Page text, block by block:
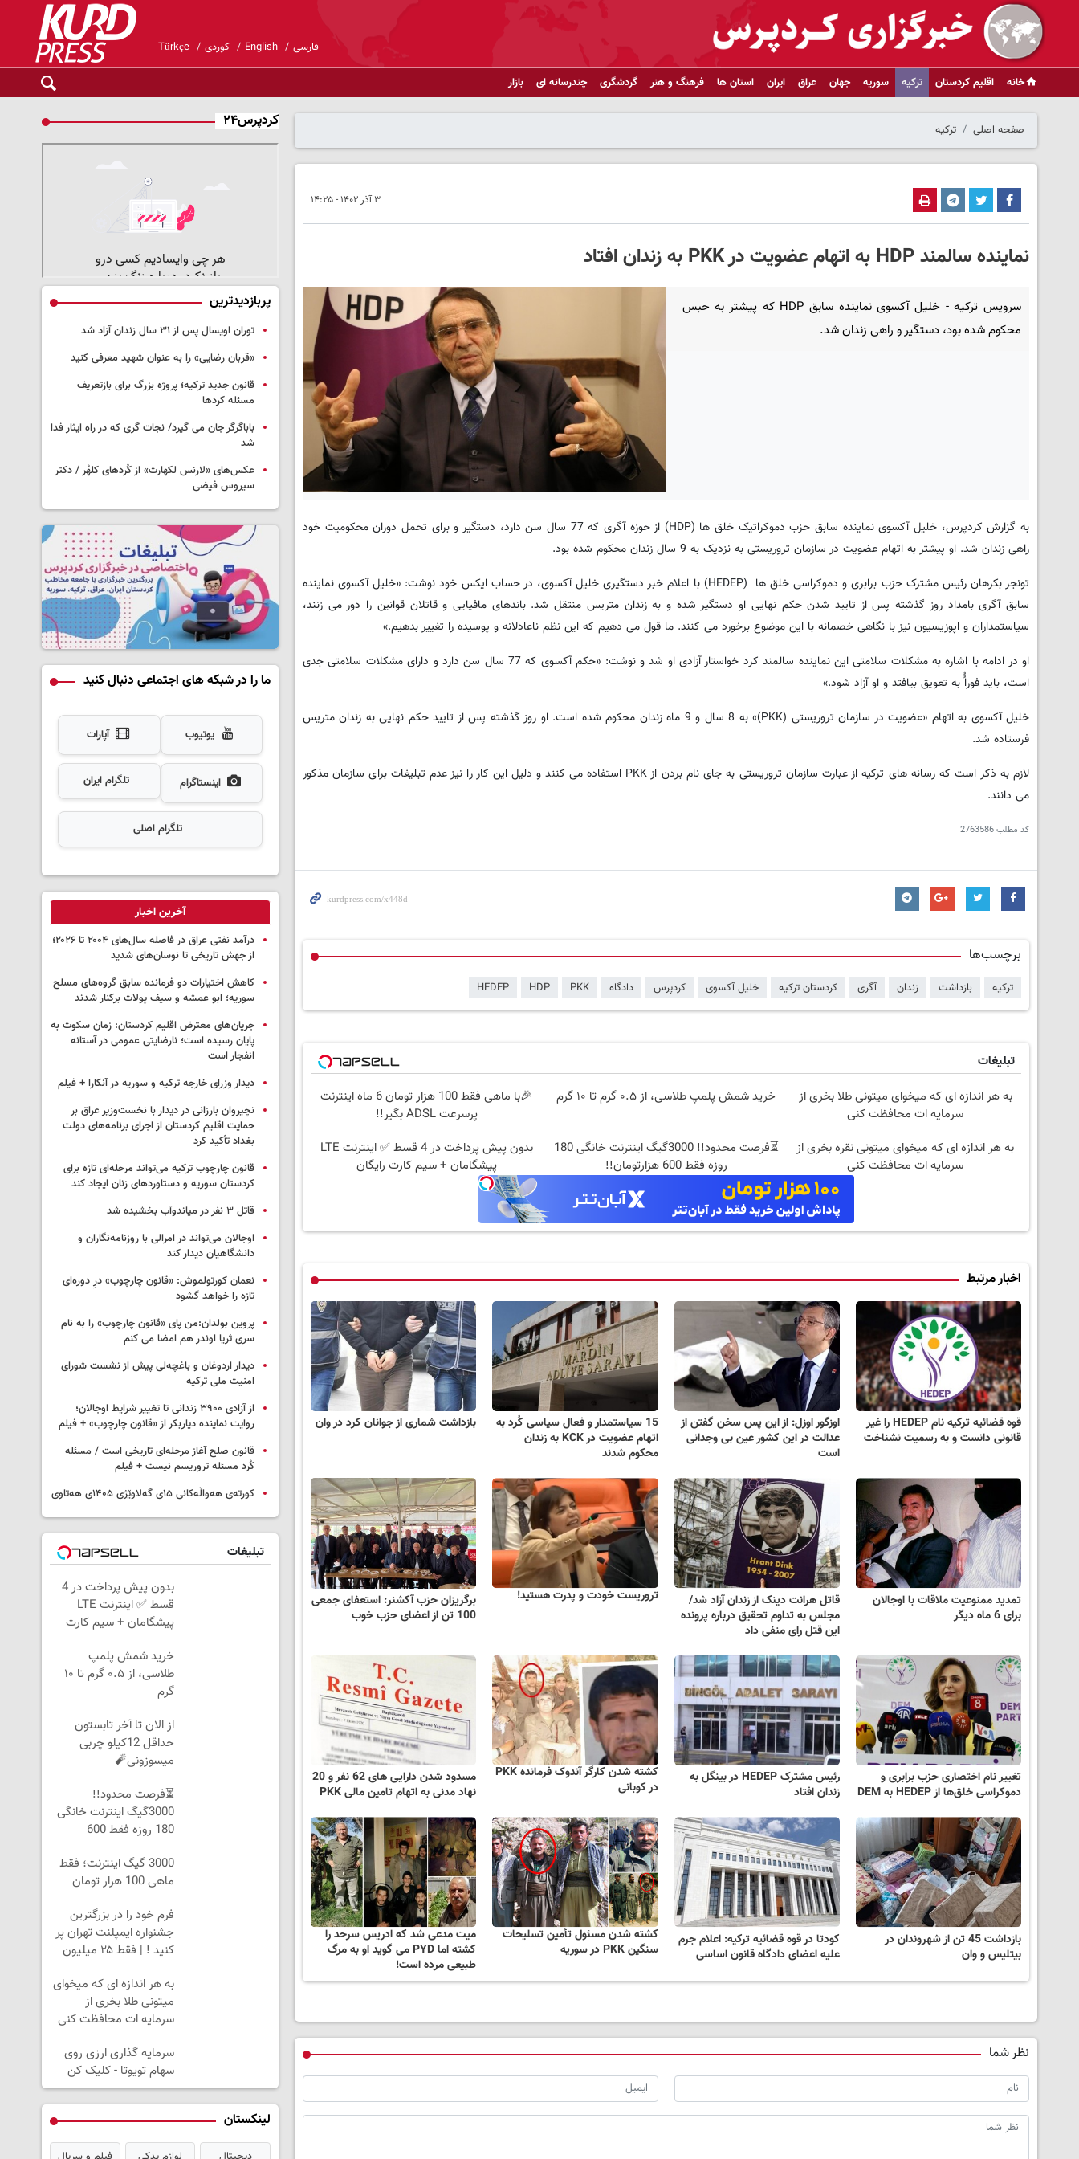
فارسی English کوردی Türkçe
خانه اقلیم کردستان ترکیه سوریه جهان عراق ایران استان ها فرهنگ و هنر گردشگری چندرسانه ای بازار
صفحه اصلی ترکیه
۳ آذر ۱۴۰۲ - ۱۴:۲۵
نماینده سالمند HDP به اتهام عضویت در PKK به زندان افتاد
سرویس ترکیه - خلیل آکسوی نماینده سابق HDP که پیشتر به حبس
محکوم شده بود، دستگیر و راهی زندان شد.
به گزارش کردپرس، خلیل آکسوی نماینده سابق حزب دموکراتیک خلق ها (HDP) از حوزه آگری که 77 سال سن دارد، دستگیر و برای تحمل دوران محکومیت خود
راهی زندان شد. او پیشتر به اتهام عضویت در سازمان تروریستی به نزدیک به 9 سال زندان محکوم شده بود.
تونجر بکرهان رئیس مشترک حزب برابری و دموکراسی خلق ها (HEDEP) با اعلام خبر دستگیری خلیل آکسوی، در حساب ایکس خود نوشت: «خلیل آکسوی نماینده
سابق آگری بامداد روز گذشته پس از تایید شدن حکم نهایی او دستگیر شده و به زندان متریس منتقل شد. باندهای مافیایی و قاتلان قوانین را دور می زنند،
سیاستمداران و اپوزیسیون نیز با نگاهی خصمانه با این موضوع برخورد می کنند. ما قول می دهیم که این نظم ناعادلانه و پوسیده را تغییر بدهیم.»
او در ادامه با اشاره به مشکلات سلامتی این نماینده سالمند کرد خواستار آزادی او شد و نوشت: «حکم آکسوی که 77 سال سن دارد و دارای مشکلات سلامتی جدی
است، باید فوراُُ به تعویق بیافتد و او آزاد شود.»
خلیل آکسوی به اتهام «عضویت در سازمان تروریستی (PKK)» به 8 سال و 9 ماه زندان محکوم شده است. او روز گذشته پس از تایید حکم نهایی به زندان متریس
فرستاده شد.
لازم به ذکر است که رسانه های ترکیه از عبارت سازمان تروریستی به جای نام بردن از PKK استفاده می کنند و دلیل این کار را نیز عدم تبلیغات برای سازمان مذکور
می دانند.
کد مطلب2763586
برچسب‌ها
ترکیه بازداشت زندان آگری کردستان ترکیه خلیل آکسوی کردپرس دادگاه PKK
HDP
HEDEP
تبلیغات
به هر اندازه ای که میخوای میتونی طلا بخری از
سرمایه ات محافظت کنی
خرید شمش پلمپ طلاسی، از ۰.۵ گرم تا ۱۰ گرم
🎉با ماهی فقط 100 هزار تومان 6 ماه اینترنت
پرسرعت ADSL بگیر!!
به هر اندازه ای که میخوای میتونی نقره بخری از
سرمایه ات محافظت کنی
⏳فرصت محدود!! 3000گیگ اینترنت خانگی 180
روزه فقط 600 هزارتومان!!
بدون پیش پرداخت در 4 قسط ✅ اینترنت LTE
پیشگامان + سیم کارت رایگان
اخبار مرتبط
قوه قضائیه ترکیه نام HEDEP را غیر
قانونی دانست و به رسمیت نشناخت
اوزگور اوزل: از این پس سخن گفتن از
عدالت در این کشور عین بی وجدانی
است
15 سیاستمدار و فعال سیاسی کُرد به
اتهام عضویت در KCK به زندان
محکوم شدند
بازداشت شماری از جوانان کرد در وان
تمدید ممنوعیت ملاقات با اوجالان
برای 6 ماه دیگر
قاتل هرانت دینک از زندان آزاد شد/
مجلس به تداوم تحقیق درباره پرونده
این قتل رای منفی داد
تروریست خودت و پدرت هستید!
برگریزان حزب آکشنر: استعفای جمعی
100 تن از اعضای حزب خوب
تغییر نام اختصاری حزب برابری و
دموکراسی خلق‌ها از HEDEP به DEM
رئیس مشترک HEDEP در بینگل به
زندان افتاد
کشته شدن کارگر آندوک فرمانده PKK
در کوبانی
مسدود شدن دارایی های 62 نفر و 20
نهاد مدنی به اتهام تامین مالی PKK
بازداشت 45 تن از شهروندان در
بیتلیس و وان
کودتا در قوه قضائیه ترکیه: اعلام جرم
علیه اعضای دادگاه قانون اساسی
کشته شدن مسئول تأمین تسلیحات
سنگین PKK در سوریه
میت مدعی شد که ادریس سرحد را
کشته اما PYD می گوید او به مرگ
طبیعی مرده است!
نظر شما
کردپرس۲۴
پربازدیدترین
توران اویسال پس از ۳۱ سال زندان آزاد شد
«قربان رضایی» را به عنوان شهید معرفی کنید
قانون جدید ترکیه؛ پروژه بزرگ‌ برای بازتعریف
مسئله کردها
باباگرگر جان می گیرد/ نجات گری که در راه ایثار فدا
شد
عکس‌های «لارنس لکهارت» از کُردهای کلهُر / دکتر
سیروس فیضی
ما را در شبکه های اجتماعی دنبال کنید
یوتیوب آپارات
اینستاگرام تلگرام ایران
تلگرام اصلی
آخرین اخبار
درآمد نفتی عراق در فاصله سال‌های ۲۰۰۴ تا ۲۰۲۶؛
از جهش تاریخی تا نوسان‌های شدید
کاهش اختیارات دو فرمانده سابق گروه‌های مسلح
سوریه؛ ابو عمشه و سیف پولات برکنار شدند
جریان‌های معترض اقلیم کردستان: زمان سکوت به
پایان رسیده است؛ نارضایتی عمومی در آستانه
انفجار است
دیدار وزرای خارجه ترکیه و سوریه در آنکارا + فیلم
نچیروان بارزانی در دیدار با نخست‌وزیر عراق بر
حمایت اقلیم کردستان از اجرای برنامه‌های دولت
بغداد تأکید کرد
قانون چارچوب ترکیه می‌تواند مرحله‌ای تازه برای
کردستان سوریه و دستاوردهای زنان ایجاد کند
قاتل ٣ نفر در میاندوآب بخشیده شد
اوجالان می‌تواند در امرالی با روزنامه‌نگاران و
دانشگاهیان دیدار کند
نعمان کورتولموش: «قانون چارچوب» درِ دوره‌ای
تازه را خواهد گشود
پروین بولدان:من پای «قانون چارچوب» را به نام
سری ثریا اوندر هم امضا می کنم
دیدار اردوغان و باغچه‌لی پیش از نشست شورای
امنیت ملی ترکیه
از آزادی ۳۹۰۰ زندانی تا تغییر شرایط اوجالان؛
روایت نماینده دیاربکر از «قانون چارچوب» + فیلم
قانون صلح آغاز مرحله‌ای تاریخی است / مسئله
کُرد مسئله تروریسم نیست + فیلم
کورتەی هەواڵەکانی ۱۵ی گەلاوێژی ۱۴۰۵ی هەتاوی
تبلیغات
بدون پیش پرداخت در 4
قسط ✅ اینترنت LTE
پیشگامان + سیم کارت
خرید شمش پلمپ
طلاسی، از ۰.۵ گرم تا ۱۰
گرم
از الان تا آخر تابستون
حداقل 12کیلو چربی
میسوزونی🧨
⏳فرصت محدود!!
3000گیگ اینترنت خانگی
180 روزه فقط 600
3000 گیگ اینترنت؛ فقط
ماهی 100 هزار تومان
فرم خود را در بزرگترین
جشنواره ایمپلنت تهران پر
کنید ! | فقط ۲۵ میلیون
به هر اندازه ای که میخوای
میتونی طلا بخری از
سرمایه ات محافظت کنی
سرمایه گذاری ارزی روی
سهام تویوتا - کلیک کن
لینکستان